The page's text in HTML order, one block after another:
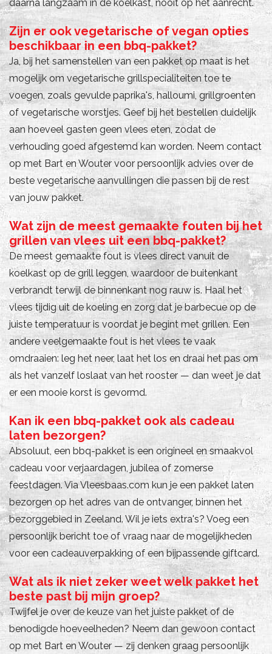
daarna langzaam in de koelkast, nooit op het aanrecht.
Zijn er ook vegetarische of vegan opties
beschikbaar in een bbq-pakket?
Ja, bij het samenstellen van een pakket op maat is het
mogelijk om vegetarische grillspecialiteiten toe te
voegen, zoals gevulde paprika's, halloumi, grillgroenten
of vegetarische worstjes. Geef bij het bestellen duidelijk
aan hoeveel gasten geen vlees eten, zodat de
verhouding goed afgestemd kan worden. Neem contact
op met Bart en Wouter voor persoonlijk advies over de
beste vegetarische aanvullingen die passen bij de rest
van jouw pakket.
Wat zijn de meest gemaakte fouten bij het
grillen van vlees uit een bbq-pakket?
De meest gemaakte fout is vlees direct vanuit de
koelkast op de grill leggen, waardoor de buitenkant
verbrandt terwijl de binnenkant nog rauw is. Haal het
vlees tijdig uit de koeling en zorg dat je barbecue op de
juiste temperatuur is voordat je begint met grillen. Een
andere veelgemaakte fout is het vlees te vaak
omdraaien: leg het neer, laat het los en draai het pas om
als het vanzelf loslaat van het rooster — dan weet je dat
er een mooie korst is gevormd.
Kan ik een bbq-pakket ook als cadeau
laten bezorgen?
Absoluut, een bbq-pakket is een origineel en smaakvol
cadeau voor verjaardagen, jubilea of zomerse
feestdagen. Via Vleesbaas.com kun je een pakket laten
bezorgen op het adres van de ontvanger, binnen het
bezorggebied in Zeeland. Wil je iets extra's? Voeg een
persoonlijk bericht toe of vraag naar de mogelijkheden
voor een cadeauverpakking of een bijpassende giftcard.
Wat als ik niet zeker weet welk pakket het
beste past bij mijn groep?
Twijfel je over de keuze van het juiste pakket of de
benodigde hoeveelheden? Neem dan gewoon contact
op met Bart en Wouter — zij denken graag persoonlijk